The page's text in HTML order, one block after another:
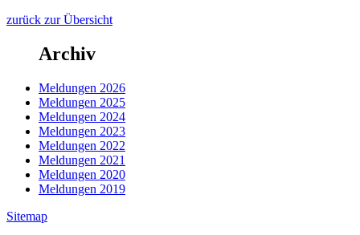
zurück zur Übersicht
Archiv
Meldungen 2026
Meldungen 2025
Meldungen 2024
Meldungen 2023
Meldungen 2022
Meldungen 2021
Meldungen 2020
Meldungen 2019
Sitemap